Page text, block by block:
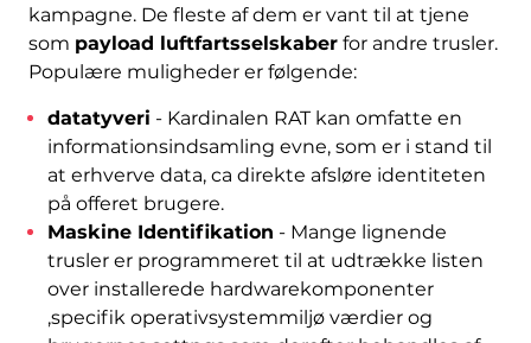
kampagne. De fleste af dem er vant til at tjene
som payload luftfartsselskaberfor andre trusler.
Populære muligheder er følgende:
datatyveri - Kardinalen RAT kan omfatte en
informationsindsamling evne, som er i stand til
at erhverve data, ca direkte afsløre identiteten
på offeret brugere.
Maskine Identifikation - Mange lignende
trusler er programmeret til at udtrække listen
over installerede hardwarekomponenter
,specifik operativsystemmiljø værdier og